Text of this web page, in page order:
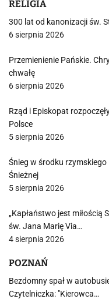
RELIGIA
300 lat od kanonizacji św.
6 sierpnia 2026
Przemienienie Pańskie.
chwałę
6 sierpnia 2026
Rząd i Episkopat
Polsce
5 sierpnia 2026
Śnieg w środku
Śnieżnej
5 sierpnia 2026
„Kapłaństwo jest miłością
św. Jana Marię Via…
4 sierpnia 2026
POZNAŃ
Bezdomny spał w
Czytelniczka: "Kierowca…